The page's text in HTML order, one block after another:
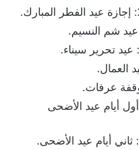
27 مايو 2026: أول أيام عيد الأضحى